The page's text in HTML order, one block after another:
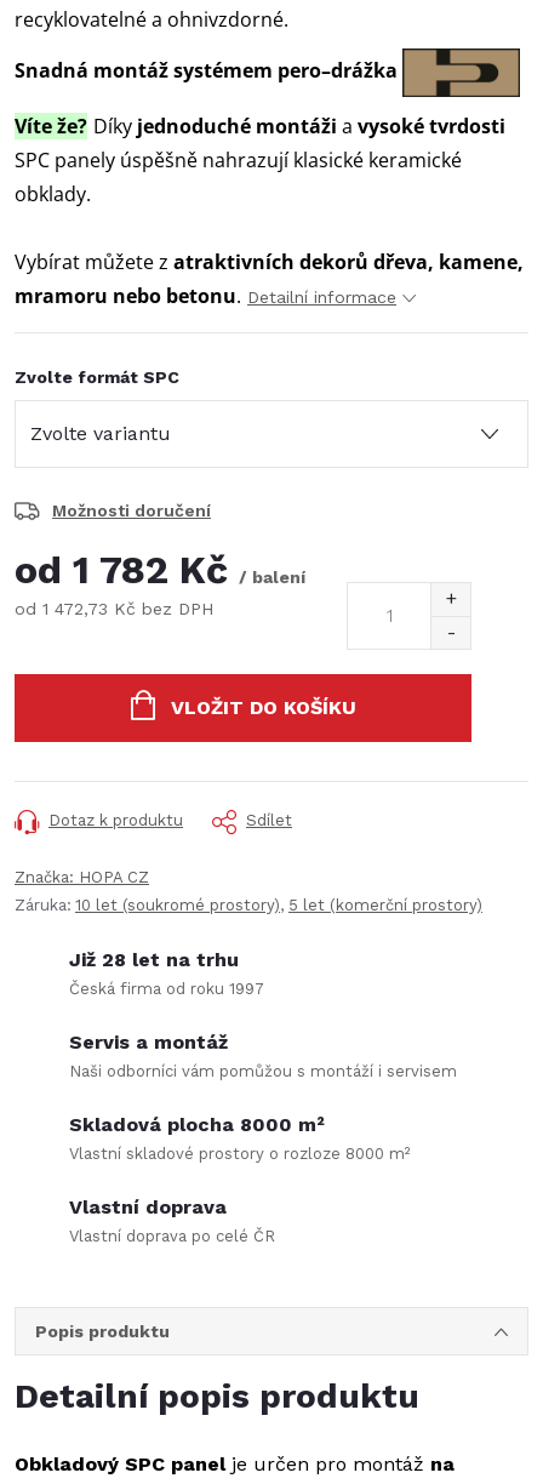
recyklovatelné a ohnivzdorné.
Snadná montáž systémem pero–drážka
Víte že? Díky jednoduché montáži a vysoké tvrdosti
SPC panely úspěšně nahrazují klasické keramické
obklady.
Vybírat můžete z atraktivních dekorů dřeva, kamene,
mramoru nebo betonu. Detailní informace
Zvolte formát SPC
Možnosti doručení
od 1 782 Kč
/ balení
od 1 472,73 Kč bez DPH
VLOŽIT DO KOŠÍKU
Dotaz k produktu Sdílet
Značka: HOPA CZ
Záruka: 10 let (soukromé prostory), 5 let (komerční prostory)
Již 28 let na trhu
Česká firma od roku 1997
Servis a montáž
Naši odborníci vám pomůžou s montáží i servisem
Skladová plocha 8000 m²
Vlastní skladové prostory o rozloze 8000 m²
Vlastní doprava
Vlastní doprava po celé ČR
Popis produktu
Detailní popis produktu
Obkladový SPC panelje určen pro montáž na